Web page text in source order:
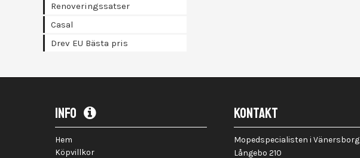
Renoveringssatser
Casal
Drev EU Bästa pris
INFO
Hem
Köpvillkor
KONTAKT
Mopedspecialisten i Vänersborg
Långebo 210